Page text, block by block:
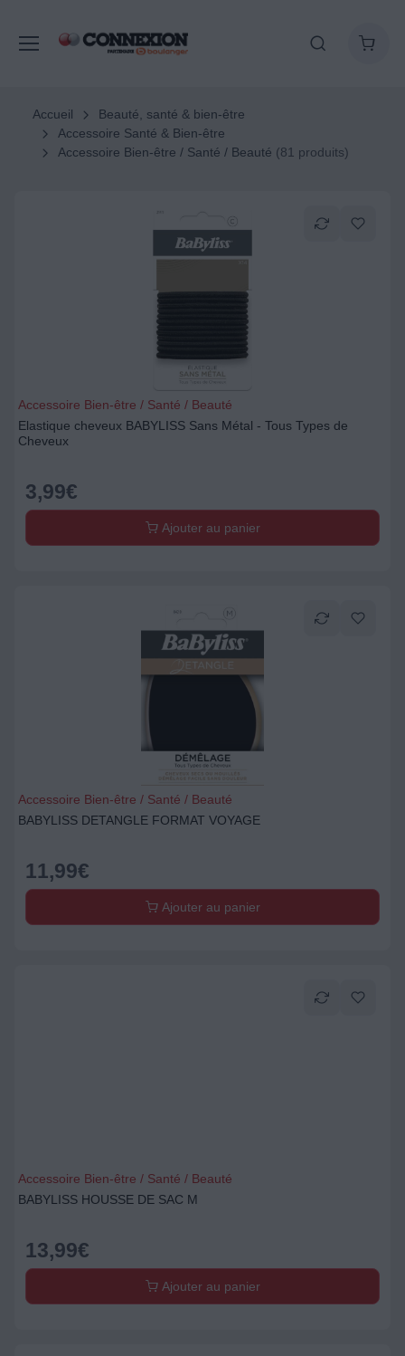
Accueil
Beauté, santé & bien-être
Accessoire Santé & Bien-être
Accessoire Bien-être / Santé / Beauté (81 produits)
Accessoire Bien-être / Santé / Beauté
Elastique cheveux BABYLISS Sans Métal - Tous Types de
Cheveux
3,99€
Ajouter au panier
Accessoire Bien-être / Santé / Beauté
BABYLISS DETANGLE FORMAT VOYAGE
11,99€
Ajouter au panier
Accessoire Bien-être / Santé / Beauté
BABYLISS HOUSSE DE SAC M
13,99€
Ajouter au panier